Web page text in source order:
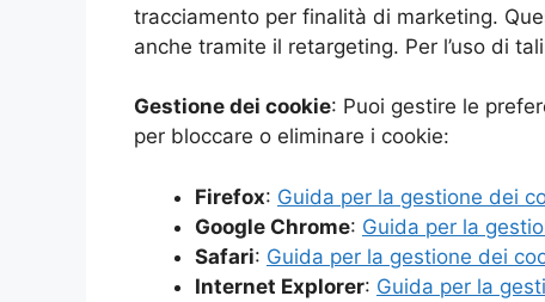
tracciamento per finalità di marketing.
anche tramite il retargeting. Per l’uso di
Gestione dei cookie: Puoi gestire le
per bloccare o eliminare i cookie:
Firefox: Guida per la gestione dei
Google Chrome: Guida per la
Safari: Guida per la gestione dei
Internet Explorer: Guida per la